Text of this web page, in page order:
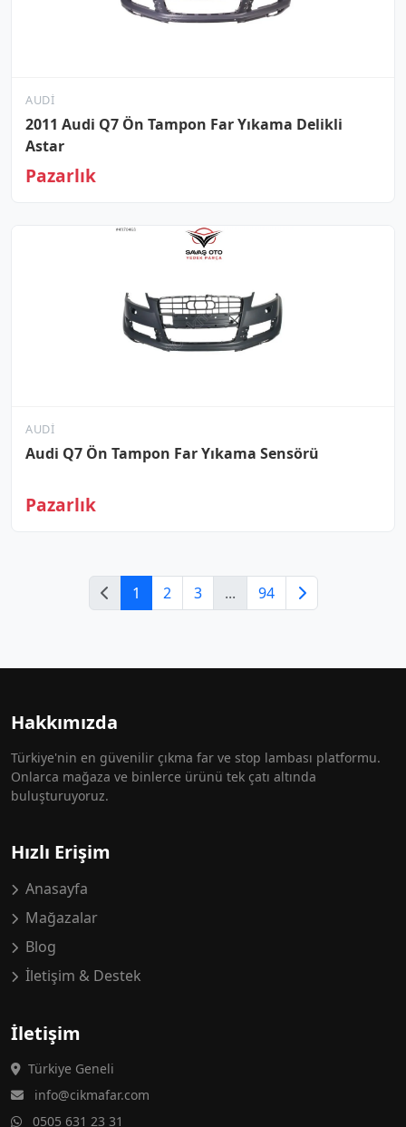
AUDI
2011 Audi Q7 Ön Tampon Far Yıkama Delikli
Astar
Pazarlık
AUDI
Audi Q7 Ön Tampon Far Yıkama Sensörü
Pazarlık
1 2 3 ... 94
Hakkımızda
Türkiye'nin en güvenilir çıkma far ve stop lambası platformu.
Onlarca mağaza ve binlerce ürünü tek çatı altında
buluşturuyoruz.
Hızlı Erişim
Anasayfa
Mağazalar
Blog
İletişim & Destek
İletişim
Türkiye Geneli
info@cikmafar.com
0505 631 23 31